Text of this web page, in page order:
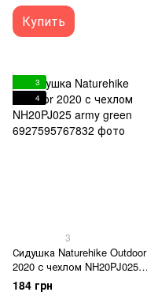
Купить
3
4
3
Сидушка Naturehike Outdoor
2020 с чехлом NH20PJ025
army green
184 грн